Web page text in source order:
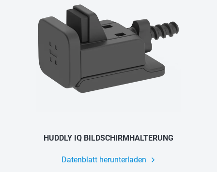
HUDDLY IQ BILDSCHIRMHALTERUNG
Datenblatt herunterladen